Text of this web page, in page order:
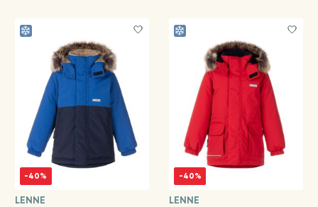
-40%
LENNE
-40%
LENNE